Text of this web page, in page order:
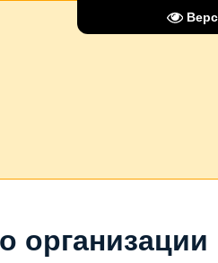
организации